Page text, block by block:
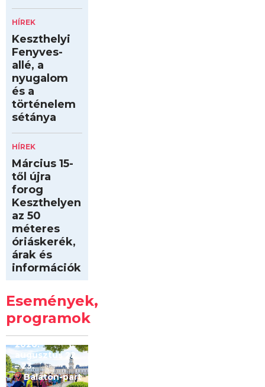
HÍREK
Keszthelyi
Fenyves-
allé, a
nyugalom
és a
történelem
sétánya
HÍREK
Március 15-
től újra
forog
Keszthelyen
az 50
méteres
óriáskerék,
árak és
információk
Események,
programok
Kilóméterek
2026
2026.
augusztus 22
– 23.
Balaton-part